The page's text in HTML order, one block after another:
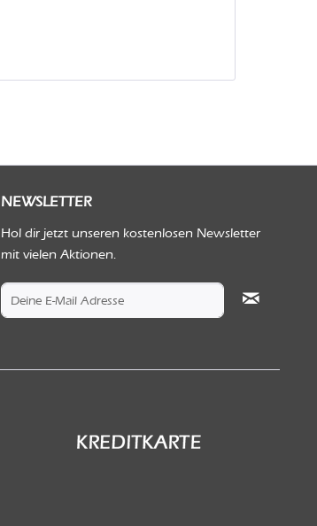
NEWSLETTER
Hol dir jetzt unseren kostenlosen Newsletter
mit vielen Aktionen.